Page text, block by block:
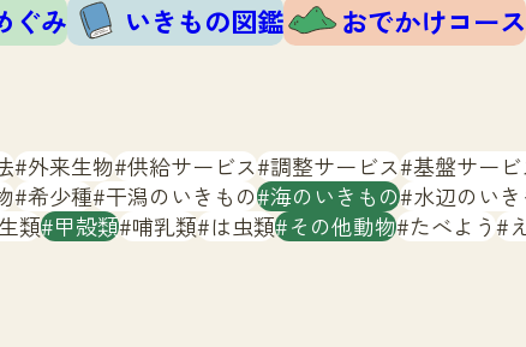
ぐみ いきもの図鑑 おでかけコース
外来生物 供給サービス 調整サービス 基盤サー
希少種 干潟のいきもの 海のいきもの 水辺のい
類 甲殻類 哺乳類 は虫類 その他動物 たべよう